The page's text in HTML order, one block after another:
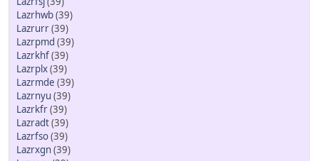
Lazrhwb(39)
Lazrurr(39)
Lazrpmd (39)
Lazrkhf(39)
Lazrplx(39)
Lazrmde (39)
Lazrnyu (39)
Lazrkfr(39)
Lazradt(39)
Lazrfso(39)
Lazrxgn(39)